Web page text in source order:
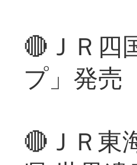
🔴ＪＲ四
プ」発売
🔴ＪＲ東